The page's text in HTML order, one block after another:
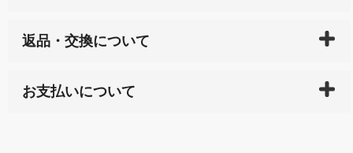
天ペイ」の方はご注文受付後）、 長崎県下全域に点在
サイト内で購入された商品の送料は、こちらの
全国送
返品・交換について
または配送途中の 事故などで不都合が生じている場合
お支払いについて